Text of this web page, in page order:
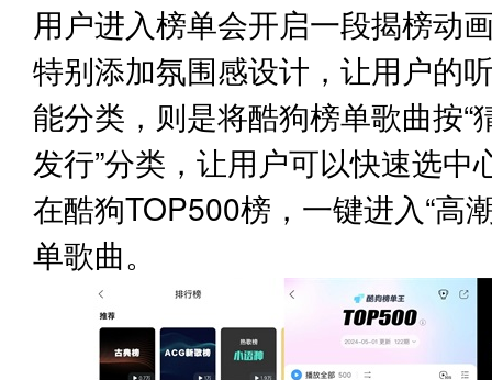
用户进入榜单会开启一段揭榜动
特别添加氛围感设计，让用户的
能分类，则是将酷狗榜单歌曲按“
发行”分类，让用户可以快速选
在酷狗TOP500榜，一键进入“高
单歌曲。